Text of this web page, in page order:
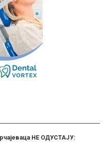
НЕ ОДУСТАЈУ: